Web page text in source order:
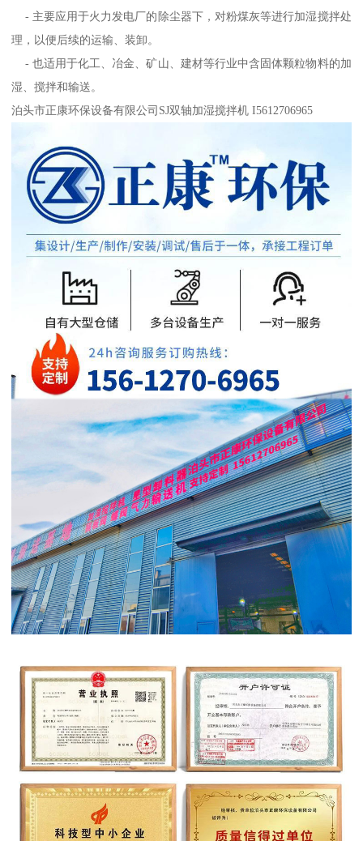
- 主要应用于火力发电厂的除尘器下，对粉煤灰等进行加湿搅拌处
理，以便后续的运输、装卸。
- 也适用于化工、冶金、矿山、建材等行业中含固体颗粒物料的加
湿、搅拌和输送。
泊头市正康环保设备有限公司SJ双轴加湿搅拌机 I5612706965